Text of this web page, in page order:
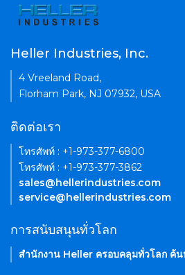
Heller Industries, Inc.
4 Vreeland Road,
Florham Park, NJ 07932, USA
ติดต่อเรา
โทรศัพท์ : +1-973-377-6800
โทรศัพท์ : +1-973-377-3862
sales@hellerindustries.com
service@hellerindustries.com
การสนับสนุนทั่วโลก
สำนักงาน Heller ครอบคลุมทั่วโลก ค้